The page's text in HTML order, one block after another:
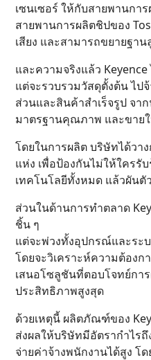
เซนเซอร์ ให้กับสายพานกา
สายพานการผลิตชิปของ
เสียง และสามารถขยายฐา
และความจริงแล้ว
แต่จะรวบรวมวัสดุตั้งต้น ไป
ส่วนและสินค้าสำเร็จรูป จา
มาตรฐานคุณภาพ และขาย
โดยในการผลิต บริษัทได้วา
แห่ง เพื่อป้องกันไม่ให้ใครรั
เทคโนโลยีทั้งหมด แล้วผัน
ส่วนในด้านการทำตลาด
ชิ้น ๆ
แต่จะพ่วงทั้งอุปกรณ์และระ
โดยจะวิเคราะห์ความต้อง
เสนอโซลูชันที่ตอบโจทย์กา
ประสิทธิภาพสูงสุด
ด้วยเหตุนี้ ผลิตภัณฑ์ของ
ส่งผลให้บริษัทมีอัตรากำไรถึ
จ่ายค่าจ้างพนักงานได้สูง โ